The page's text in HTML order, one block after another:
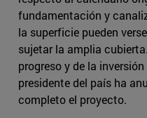
fundamentación y
la superficie pueden
sujetar la amplia
progreso y de la
presidente del país ha
completo el proyecto.